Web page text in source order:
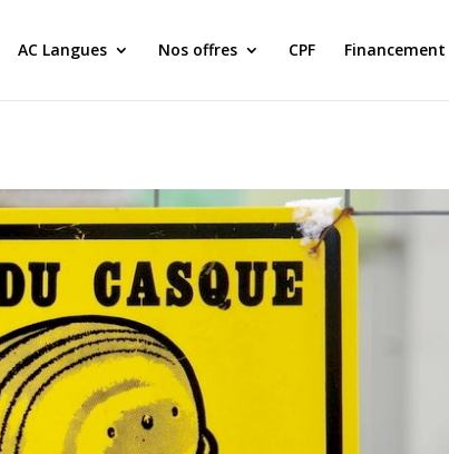
AC Langues Nos offres CPF Financement